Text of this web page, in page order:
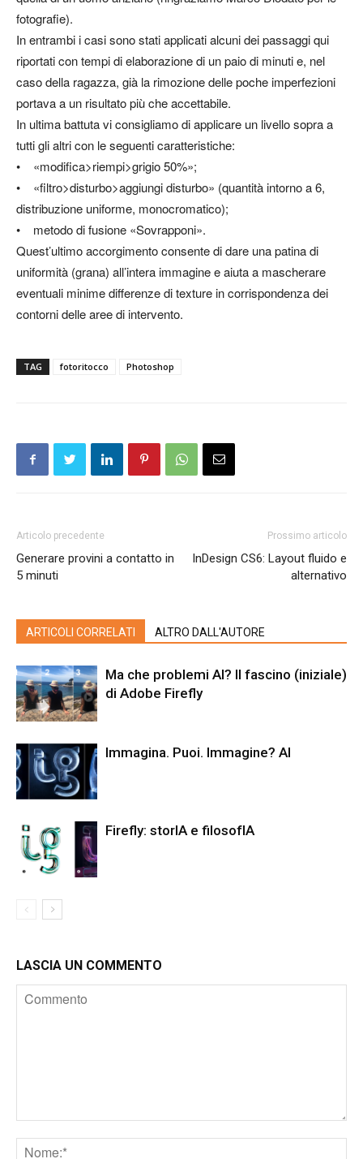
fotografie).
In entrambi i casi sono stati applicati alcuni dei passaggi qui
riportati con tempi di elaborazione di un paio di minuti e, nel
caso della ragazza, già la rimozione delle poche imperfezioni
portava a un risultato più che accettabile.
In ultima battuta vi consigliamo di applicare un livello sopra a
tutti gli altri con le seguenti caratteristiche:
• «modifica>riempi>grigio 50%»;
• «filtro>disturbo>aggiungi disturbo» (quantità intorno a 6,
distribuzione uniforme, monocromatico);
• metodo di fusione «Sovrapponi».
Quest’ultimo accorgimento consente di dare una patina di
uniformità (grana) all’intera immagine e aiuta a mascherare
eventuali minime differenze di texture in corrispondenza dei
contorni delle aree di intervento.
TAG fotoritocco Photoshop
Articolo precedente
Generare provini a contatto in
5 minuti
Prossimo articolo
InDesign CS6: Layout fluido e
alternativo
ARTICOLI CORRELATI ALTRO DALL'AUTORE
Ma che problemi AI? Il fascino (iniziale)
di Adobe Firefly
Immagina. Puoi. Immagine? AI
Firefly: storIA e filosofIA
LASCIA UN COMMENTO